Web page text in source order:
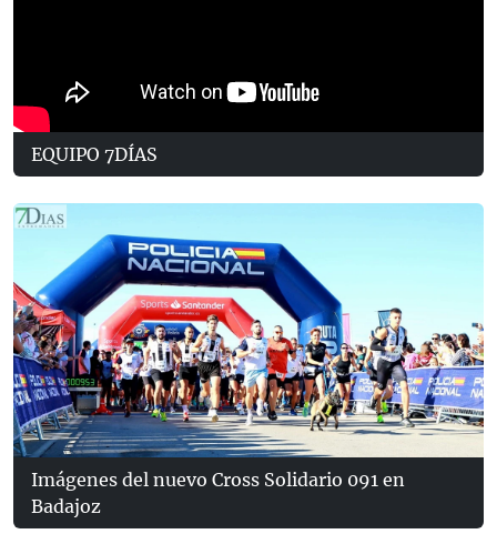
EQUIPO 7DÍAS
Imágenes del nuevo Cross Solidario 091 en
Badajoz